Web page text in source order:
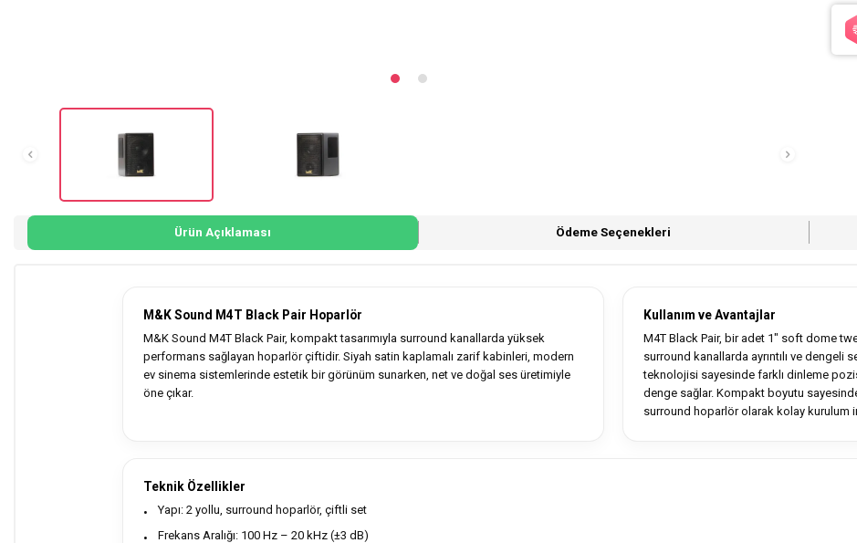
Ürün Açıklaması Ödeme Seçenekleri
M&K Sound M4T Black Pair Hoparlör
M&K Sound M4T Black Pair, kompakt tasarımıyla surround kanallarda yüksek
performans sağlayan hoparlör çiftidir. Siyah satin kaplamalı zarif kabinleri, modern
ev sinema sistemlerinde estetik bir görünüm sunarken, net ve doğal ses üretimiyle
öne çıkar.
Kullanım ve Avantajlar
M4T Black Pair, bir adet 1" soft dome
surround kanallarda ayrıntılı ve dengeli
teknolojisi sayesinde farklı dinleme
denge sağlar. Kompakt boyutu
surround hoparlör olarak kolay kurulum
Teknik Özellikler
Yapı: 2 yollu, surround hoparlör, çiftli set
Frekans Aralığı: 100 Hz – 20 kHz (±3 dB)